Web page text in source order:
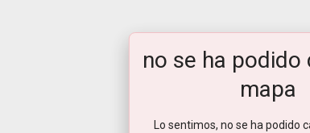
no se ha podido
mapa
Lo sentimos, no se ha podido